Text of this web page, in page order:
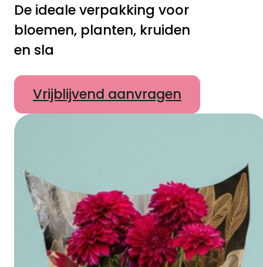
De ideale verpakking voor
bloemen, planten, kruiden
en sla
Vrijblijvend aanvragen